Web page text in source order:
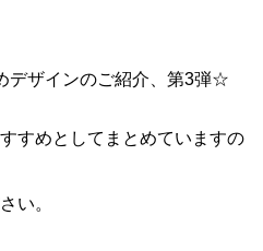
デザインのご紹介、第3弾☆
すめとしてまとめていますの
い。